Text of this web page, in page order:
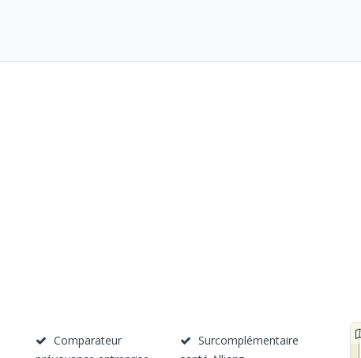
Comparateur
Surcomplémentaire